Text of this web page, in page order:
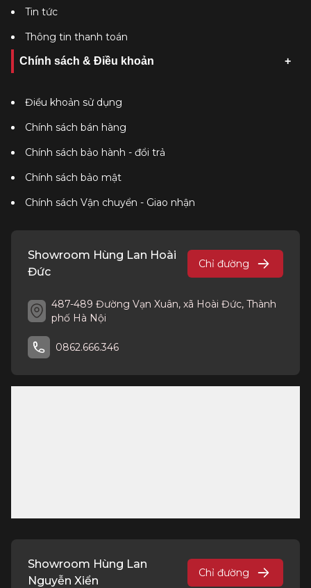
Tin tức
Thông tin thanh toán
Chính sách & Điều khoản
Điều khoản sử dụng
Chính sách bán hàng
Chính sách bảo hành - đổi trả
Chính sách bảo mật
Chính sách Vận chuyển - Giao nhận
Showroom Hùng Lan Hoài
Đức
Chỉ đường
487-489 Đường Vạn Xuân, xã Hoài Đức, Thành
phố Hà Nội
0862.666.346
Showroom Hùng Lan
Nguyễn Xiển
Chỉ đường